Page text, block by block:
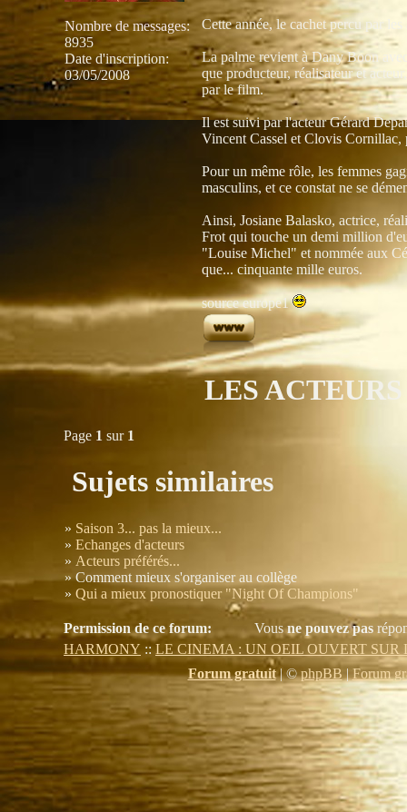
Nombre de messages:
8935
Date d'inscription:
03/05/2008
Cette année, le cachet percu par
La palme revient à Dany Boon
que producteur, réalisateur et
par le film.
Il est suivi par l'acteur Gérard
Vincent Cassel et Clovis Cornillac,
Pour un même rôle, les femmes
masculins, et ce constat ne se
Ainsi, Josiane Balasko, actrice,
Frot qui touche un demi million
"Louise Michel" et nommée aux
que... cinquante mille euros.
source europe1
LES
Page 1 sur 1
Sujets similaires
» Saison 3... pas la mieux...
» Echanges d'acteurs
» Acteurs préférés...
» Comment mieux s'organiser au collège
» Qui a mieux pronostiquer "Night Of Champions"
Permission de ce forum: Vousne pouvez pas
HARMONY :: LE CINEMA : UN OEIL OUVERT SUR
Forum gratuit|© phpBB | Forum